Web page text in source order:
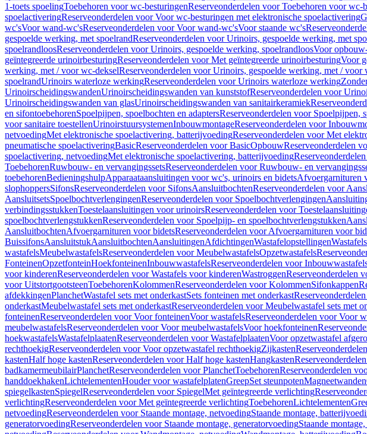
1-toets spoelingToebehoren voor wc-besturingenReserveonderdelen voor Toebehoren voor wc-
spoelactiveringReserveonderdelen voor Voor wc-besturingen met elektronische spoelactivering
wc'sVoor wand-wc'sReserveonderdelen voor Voor wand-wc'sVoor staande wc's
gespoelde werking, met spoelrandReserveonderdelen voor Urinoirs, gespoelde werking, met
spoelrandloosReserveonderdelen voor Urinoirs, gespoelde werking, spoelrandloosVoor
geïntegreerde urinoirbesturingReserveonderdelen voor Met geïntegreerde urinoirbesturingVoor
werking, met / voor wc-dekselReserveonderdelen voor Urinoirs, gespoelde werking, met / voor
spoelrandUrinoirs waterloze werkingReserveonderdelen voor Urinoirs waterloze werking
UrinoirscheidingswandenUrinoirscheidingswanden van kunststofReserveonderdelen voor
Urinoirscheidingswanden van glasUrinoirscheidingswanden van sanitairkeramiek
en sifontoebehorenSpoelpijpen, spoelbochten en adaptersReserveonderdelen voor Spoelpijpen,
voor sanitaire toestellenUrinoirstuursystemenInbouwmontageReserveonderdelen voor
netvoedingMet elektronische spoelactivering, batterijvoedingReserveonderdelen voor Met
pneumatische spoelactiveringBasicReserveonderdelen voor BasicOpbouwReserveonderdelen
spoelactivering, netvoedingMet elektronische spoelactivering, batterijvoeding
ToebehorenRuwbouw- en vervangingssetsReserveonderdelen voor Ruwbouw- en
toebehorenBedieningshulpApparaataansluitingen voor wc's, urinoirs en bidetsAfvoergarnituren
slophoppersSifonsReserveonderdelen voor SifonsAansluitbochtenReserveonderdelen voor
AansluitsetsSpoelbochtverlengingenReserveonderdelen voor Spoelbochtverlengingen
verbindingsstukkenToestelaansluitingen voor urinoirsReserveonderdelen voor
spoelbochtverlengstukkenReserveonderdelen voor Spoelpijp- en spoelbochtverlengstukken
AansluitbochtenAfvoergarnituren voor bidetsReserveonderdelen voor Afvoergarnituren voor
BuissifonsAansluitstukAansluitbochtenAansluitingenAfdichtingenWastafelopstellingenWastafels
wastafelsMeubelwastafelsReserveonderdelen voor MeubelwastafelsOpzetwastafels
FonteinenOpzetfonteinHoekfonteinenInbouwwastafelsReserveonderdelen voor
voor kinderenReserveonderdelen voor Wastafels voor kinderenWastroggenReserveonderdelen
voor UitstortgootsteenToebehorenKolommenReserveonderdelen voor KolommenSifonkappen
afdekkingenPlanchetWastafel sets met onderkastSets fonteinen met onderkast
onderkastMeubelwastafel sets met onderkastReserveonderdelen voor Meubelwastafel sets met
fonteinenReserveonderdelen voor Voor fonteinenVoor wastafelsReserveonderdelen voor Voor
meubelwastafelsReserveonderdelen voor Voor meubelwastafelsVoor hoekfonteinen
hoekwastafelsWastafelplaatenReserveonderdelen voor WastafelplaatenVoor opzetwastafel
rechthoekigReserveonderdelen voor Voor opzetwastafel rechthoekigZijkasten
kastenHalf hoge kastenReserveonderdelen voor Half hoge kastenHangkasten
badkamermeubilairPlanchetReserveonderdelen voor PlanchetToebehorenReserveonderdelen
handdoekhakenLichtelementenHouder voor wastafelplatenGreepSet steunpotenMagneetwanden
spiegelkastenSpiegelReserveonderdelen voor SpiegelMet geïntegreerde verlichting
verlichtingReserveonderdelen voor Met geïntegreerde verlichtingToebehorenLichtelementen
netvoedingReserveonderdelen voor Staande montage, netvoedingStaande montage,
generatorvoedingReserveonderdelen voor Staande montage, generatorvoedingStaande